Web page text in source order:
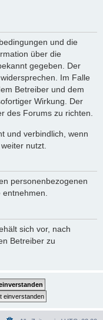
und die
über die
gegeben. Der
Im Falle
Betreiber und dem
Wirkung. Der
des Forums zu richten.
und verbindlich, wenn
nutzt.
personenbezogenen
entnehmen.
sich vor, nach
Betreiber zu